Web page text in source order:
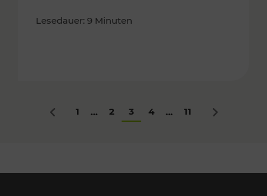
Lesedauer: 9 Minuten
Zurück
1 ... 2 3 4 ... 11 Nächstes